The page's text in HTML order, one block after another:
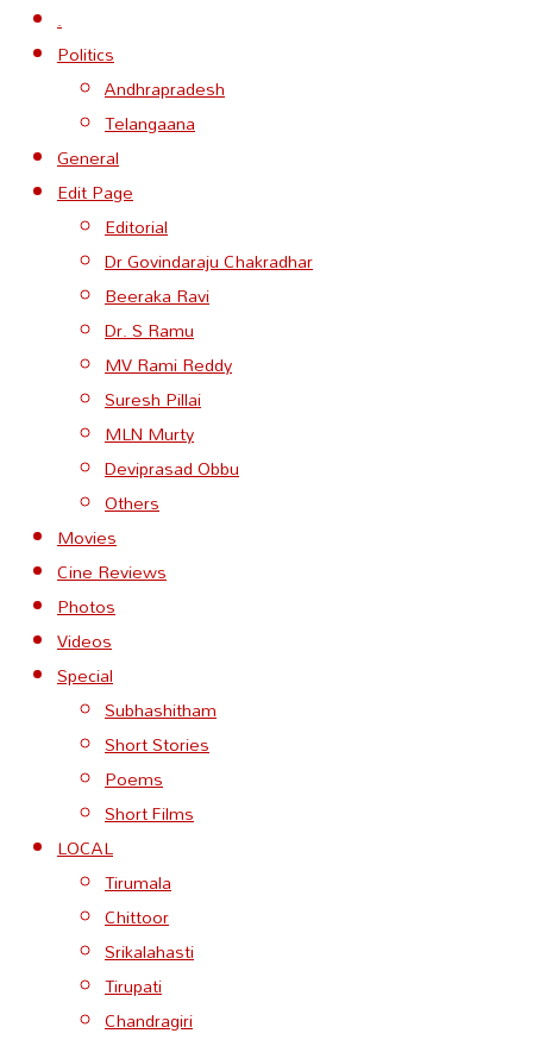
.
Politics
Andhrapradesh
Telangaana
General
Edit Page
Editorial
Dr Govindaraju Chakradhar
Beeraka Ravi
Dr. S Ramu
MV Rami Reddy
Suresh Pillai
MLN Murty
Deviprasad Obbu
Others
Movies
Cine Reviews
Photos
Videos
Special
Subhashitham
Short Stories
Poems
Short Films
LOCAL
Tirumala
Chittoor
Srikalahasti
Tirupati
Chandragiri